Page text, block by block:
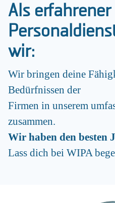
Als erfahrener
wir:
Wir bringen deine
Bedürfnissen der
Firmen in unserem
zusammen.
Wir haben den besten
Lass dich bei WIPA